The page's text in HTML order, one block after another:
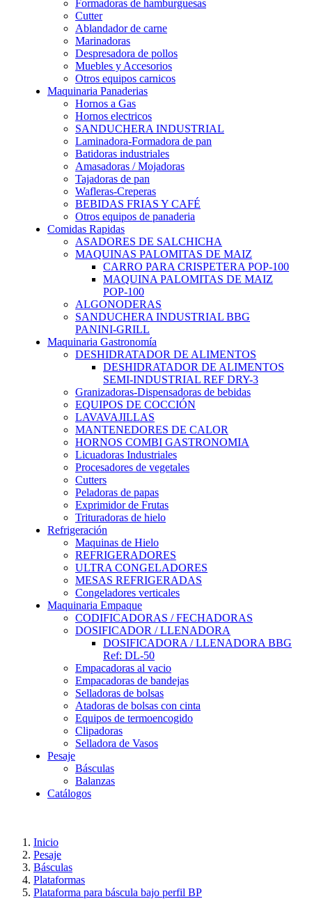
Formadoras de hamburguesas
Cutter
Ablandador de carne
Marinadoras
Despresadora de pollos
Muebles y Accesorios
Otros equipos carnicos
Maquinaria Panaderias
Hornos a Gas
Hornos electricos
SANDUCHERA INDUSTRIAL
Laminadora-Formadora de pan
Batidoras industriales
Amasadoras / Mojadoras
Tajadoras de pan
Wafleras-Creperas
BEBIDAS FRIAS Y CAFÉ
Otros equipos de panaderia
Comidas Rapidas
ASADORES DE SALCHICHA
MAQUINAS PALOMITAS DE MAIZ
CARRO PARA CRISPETERA POP-100
MAQUINA PALOMITAS DE MAIZ
POP-100
ALGONODERAS
SANDUCHERA INDUSTRIAL BBG
PANINI-GRILL
Maquinaria Gastronomía
DESHIDRATADOR DE ALIMENTOS
DESHIDRATADOR DE ALIMENTOS
SEMI-INDUSTRIAL REF DRY-3
Granizadoras-Dispensadoras de bebidas
EQUIPOS DE COCCIÓN
LAVAVAJILLAS
MANTENEDORES DE CALOR
HORNOS COMBI GASTRONOMIA
Licuadoras Industriales
Procesadores de vegetales
Cutters
Peladoras de papas
Exprimidor de Frutas
Trituradoras de hielo
Refrigeración
Maquinas de Hielo
REFRIGERADORES
ULTRA CONGELADORES
MESAS REFRIGERADAS
Congeladores verticales
Maquinaria Empaque
CODIFICADORAS / FECHADORAS
DOSIFICADOR / LLENADORA
DOSIFICADORA / LLENADORA BBG
Ref: DL-50
Empacadoras al vacio
Empacadoras de bandejas
Selladoras de bolsas
Atadoras de bolsas con cinta
Equipos de termoencogido
Clipadoras
Selladora de Vasos
Pesaje
Básculas
Balanzas
Catálogos
Inicio
Pesaje
Básculas
Plataformas
Plataforma para báscula bajo perfil BP